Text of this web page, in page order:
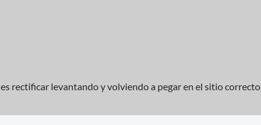
rectificar levantando y volviendo a pegar en el sitio correcto.